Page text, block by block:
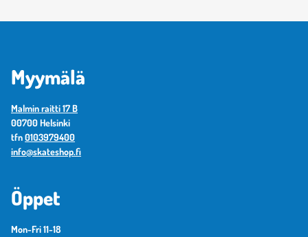
Myymälä
Malmin raitti 17 B
00700 Helsinki
tfn0103979400
info@skateshop.fi
Öppet
Mon-Fri 11-18